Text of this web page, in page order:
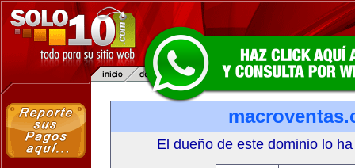
El dueño de este dominio lo